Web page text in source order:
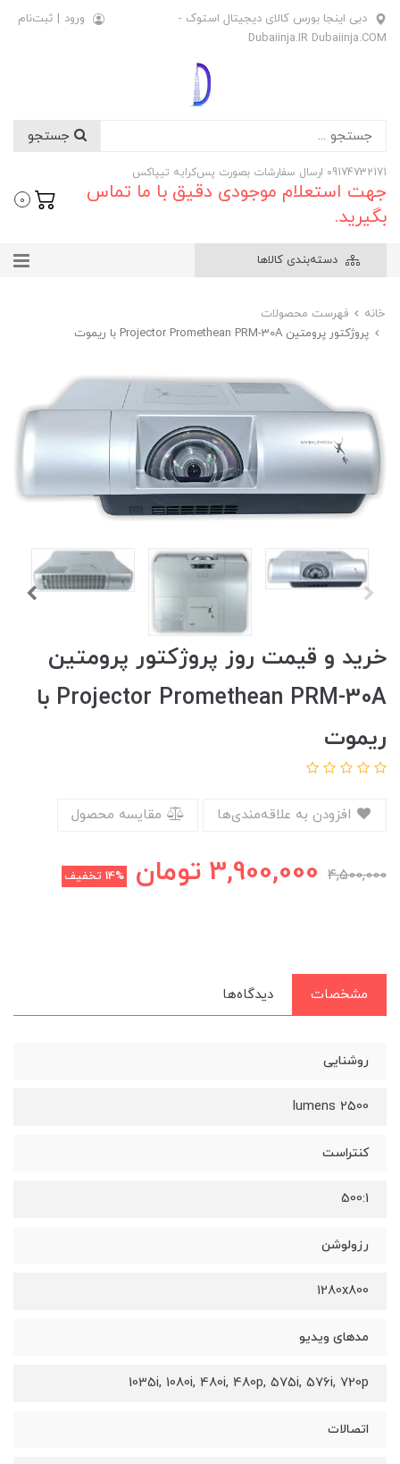
دبی اینجا بورس کالای دیجیتال استوک -
Dubaiinja.IR Dubaiinja.COM
ورود | ثبت‌نام
09174732171 ارسال سفارشات بصورت پس‌کرایه تیپاکس
جهت استعلام موجودی دقیق با ما تماس
بگیرید.
0
دسته‌بندی کالاها
خانه
فهرست محصولات
پروژکتور پرومتین Projector Promethean PRM-30A با ریموت
خرید و قیمت روز پروژکتور پرومتین
Projector Promethean PRM-30A با
ریموت
مقایسه محصول
4,500,000
3,900,000 تومان 14% تخفیف
مشخصات دیدگاه‌ها
روشنایی
2500 lumens
کنتراست
500:1
رزولوشن
1280x800
مدهای ویدیو
1035i, 1080i, 480i, 480p, 575i, 576i, 720p
اتصالات